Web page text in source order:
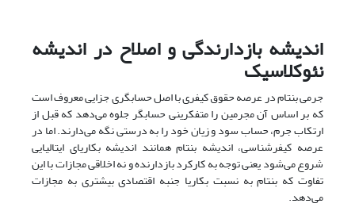
اندیشه بازدارندگی و اصلاح در اندیشه
نئوکلاسیک
جرمی بنتام در عرصه حقوق کیفری با اصل حسابگری جزایی معروف است
که بر اساس آن مجرمین را متفکرینی حسابگر جلوه می‌دهد که قبل از
ارتکاب جرم، حساب سود و زیان خود را به درستی نگه می‌دارند. اما در
عرصه کیفرشناسی، اندیشه بنتام همانند اندیشه بکاریای ایتالیایی
شروع می‌شود یعنی توجه به کارکرد بازدارنده و نه اخلاقی مجازات با این
تفاوت که بنتام به نسبت بکاریا جنبه اقتصادی بیشتری به مجازات
می‌دهد.